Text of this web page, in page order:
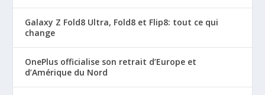
Galaxy Z Fold8 Ultra, Fold8 et Flip8: tout ce qui
change
OnePlus officialise son retrait d’Europe et
d’Amérique du Nord